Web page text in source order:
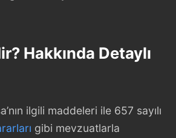
Hakkında Detaylı
ilgili maddeleri ile 657 sayılı
gibi mevzuatlarla